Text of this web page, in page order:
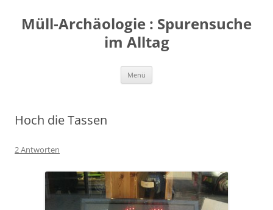
springen
Müll-Archäologie : Spurensuche
im Alltag
Menü
Hoch die Tassen
2 Antworten